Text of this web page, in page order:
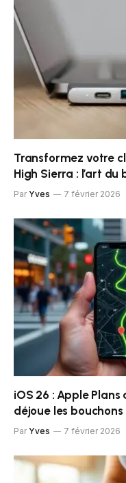
Transformez votre
High Sierra : l’art
Par Yves 7 février 2026
iOS 26 : Apple
déjoue les
Par Yves 7 février 2026